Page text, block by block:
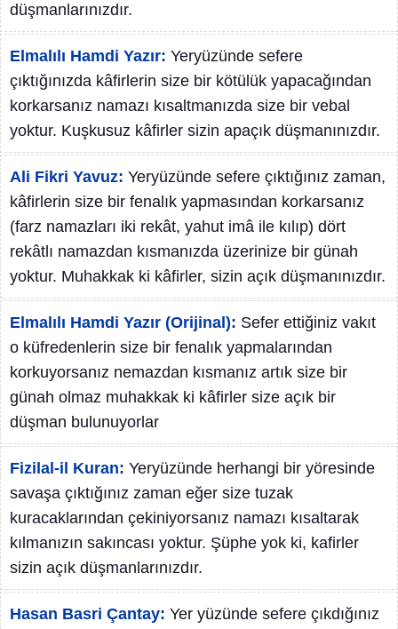
düşmanlarınızdır.
Elmalılı Hamdi Yazır: Yeryüzünde sefere
çıktığınızda kâfirlerin size bir kötülük yapacağından
korkarsanız namazı kısaltmanızda size bir vebal
yoktur. Kuşkusuz kâfirler sizin apaçık düşmanınızdır.
Ali Fikri Yavuz: Yeryüzünde sefere çıktığınız zaman,
kâfirlerin size bir fenalık yapmasından korkarsanız
(farz namazları iki rekât, yahut imâ ile kılıp) dört
rekâtlı namazdan kısmanızda üzerinize bir günah
yoktur. Muhakkak ki kâfirler, sizin açık düşmanınızdır.
Elmalılı Hamdi Yazır (Orijinal): Sefer ettiğiniz vakıt
o küfredenlerin size bir fenalık yapmalarından
korkuyorsanız nemazdan kısmanız artık size bir
günah olmaz muhakkak ki kâfirler size açık bir
düşman bulunuyorlar
Fizilal-il Kuran: Yeryüzünde herhangi bir yöresinde
savaşa çıktığınız zaman eğer size tuzak
kuracaklarından çekiniyorsanız namazı kısaltarak
kılmanızın sakıncası yoktur. Şüphe yok ki, kafirler
sizin açık düşmanlarınızdır.
Hasan Basri Çantay: Yer yüzünde sefere çıkdığınız